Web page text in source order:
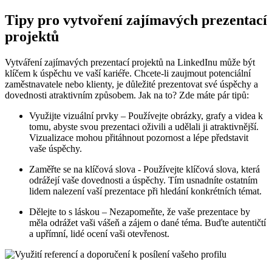
Tipy pro⁤ vytvoření zajímavých⁤ prezentací
projektů
Vytváření zajímavých prezentací projektů na LinkedInu​ může být
klíčem k úspěchu⁢ ve vaší kariéře. Chcete-li​ zaujmout‌ potenciální
zaměstnavatele nebo klienty, je důležité ‌prezentovat své úspěchy a
dovednosti atraktivním ‌způsobem. Jak na to? Zde máte pár ‌tipů:
Využijte vizuální prvky – Používejte obrázky, grafy a videa k
tomu, abyste svou prezentaci ⁣oživili a⁣ udělali ji atraktivnější.
Vizualizace mohou přitáhnout⁣ pozornost a lépe představit
vaše úspěchy.
Zaměřte ⁤se na⁣ klíčová⁢ slova -⁤ Používejte klíčová slova,‍ která
odrážejí ⁣vaše dovednosti ⁢a úspěchy. Tím usnadníte ​ostatním
lidem ​nalezení vaší ‌prezentace při hledání konkrétních témat.
Dělejte to s láskou – Nezapomeňte, že vaše⁢ prezentace by
měla odrážet vaši vášeň ​a zájem o dané téma. Buďte autentičtí⁤
a ⁤upřímní, lidé⁤ ocení vaši otevřenost.